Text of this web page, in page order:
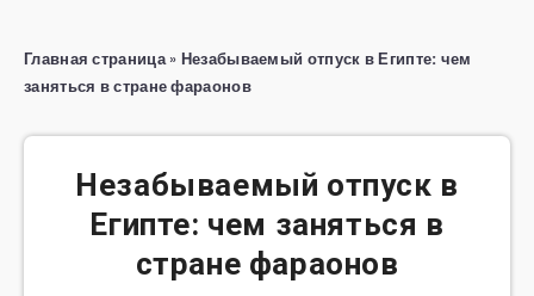
Главная страница» Незабываемый отпуск в Египте: чем
заняться в стране фараонов
Незабываемый отпуск в
Египте: чем заняться в
стране фараонов